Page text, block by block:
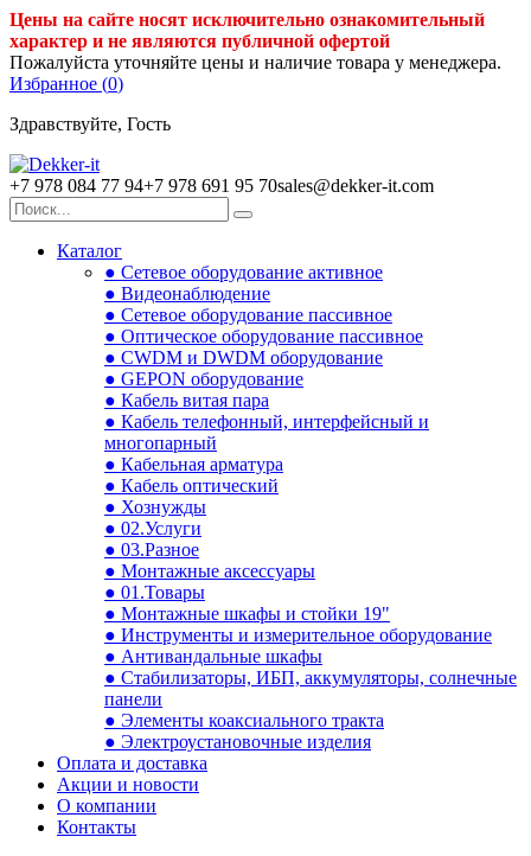
Цены на сайте носят исключительно ознакомительный
характер и не являются публичной офертой
Пожалуйста уточняйте цены и наличие товара у менеджера.
Избранное (0)
Здравствуйте, Гость
+7 978 084 77 94+7 978 691 95 70sales@dekker-it.com
Каталог
● Сетевое оборудование активное
● Видеонаблюдение
● Сетевое оборудование пассивное
● Оптическое оборудование пассивное
● CWDM и DWDM оборудование
● GEPON оборудование
● Кабель витая пара
● Кабель телефонный, интерфейсный и
многопарный
● Кабельная арматура
● Кабель оптический
● Хознужды
● 02.Услуги
● 03.Разное
● Монтажные аксессуары
● 01.Товары
● Монтажные шкафы и стойки 19"
● Инструменты и измерительное оборудование
● Антивандальные шкафы
● Стабилизаторы, ИБП, аккумуляторы, солнечные
панели
● Элементы коаксиального тракта
● Электроустановочные изделия
Оплата и доставка
Акции и новости
О компании
Контакты